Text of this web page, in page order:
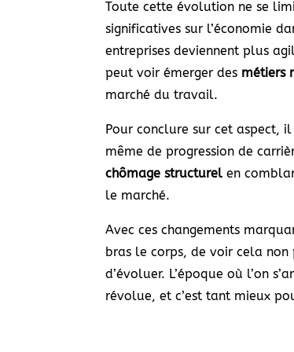
Toute cette évolution ne se
significatives sur l’économie
entreprises deviennent plus
peut voir émerger des métiers
marché du travail.
Pour conclure sur cet aspect,
même de progression de
chômage structurel en
le marché.
Avec ces changements
bras le corps, de voir cela
d’évoluer. L’époque où l’on
révolue, et c’est tant mieux